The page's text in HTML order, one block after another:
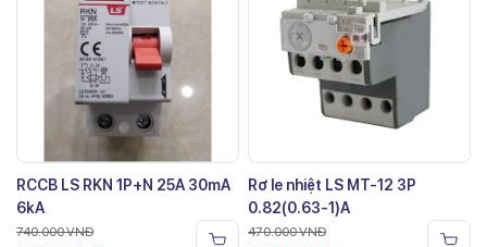
RCCB LS RKN 1P+N 25A 30mA
6kA
740.000VNĐ
Rơ le nhiệt LS MT-12 3P
0.82(0.63-1)A
470.000VNĐ